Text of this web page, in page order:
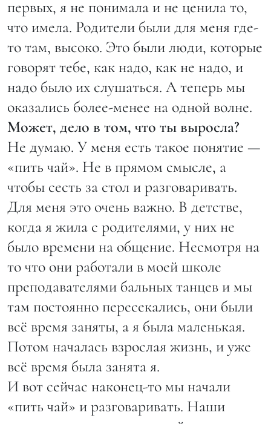
первых, я не понимала и не ценила то,
что имела. Родители были для меня где-
то там, высоко. Это были люди, которые
говорят тебе, как надо, как не надо, и
надо было их слушаться. А теперь мы
оказались более-менее на одной волне.
Может, дело в том, что ты выросла?
Не думаю. У меня есть такое понятие —
«пить чай». Не в прямом смысле, а
чтобы сесть за стол и разговаривать.
Для меня это очень важно. В детстве,
когда я жила с родителями, у них не
было времени на общение. Несмотря на
то что они работали в моей школе
преподавателями бальных танцев и мы
там постоянно пересекались, они были
всё время заняты, а я была маленькая.
Потом началась взрослая жизнь, и уже
всё время была занята я.
И вот сейчас наконец-то мы начали
«пить чай» и разговаривать. Наши